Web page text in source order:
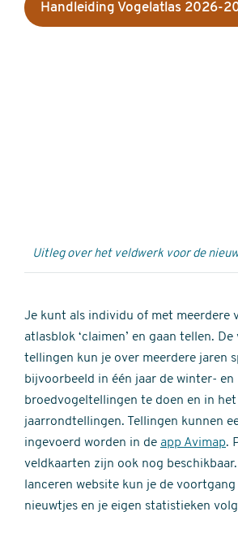
Handleiding Vogelatlas 2026-
Uitleg over het veldwerk voor de
Je kunt als individu of met meerdere
atlasblok ‘claimen’ en gaan tellen.
tellingen kun je over meerdere jaren
bijvoorbeeld in één jaar de winter- en
broedvogeltellingen te doen en in het
jaarrondtellingen. Tellingen kunnen
ingevoerd worden in de app Avimap.
veldkaarten zijn ook nog
lanceren website kun je de
nieuwtjes en je eigen statistieken